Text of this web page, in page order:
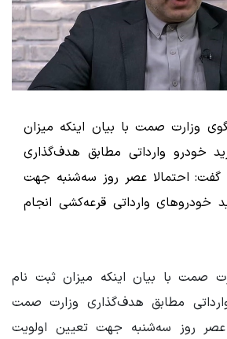
وزارت صمت با بیان اینکه میزان
خودرو وارداتی مطابق هدف‌گذاری
احتمالا عصر روز سه‌شنبه جهت
خودروهای وارداتی قرعه‌کشی انجام
صمت با بیان اینکه میزان ثبت نام
مطابق هدف‌گذاری وزارت صمت
روز سه‌شنبه جهت تعیین اولویت